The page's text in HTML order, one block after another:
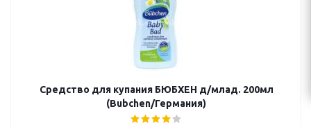
Средство для купания БЮБХЕН д/млад. 200мл
(Bubchen/Германия)